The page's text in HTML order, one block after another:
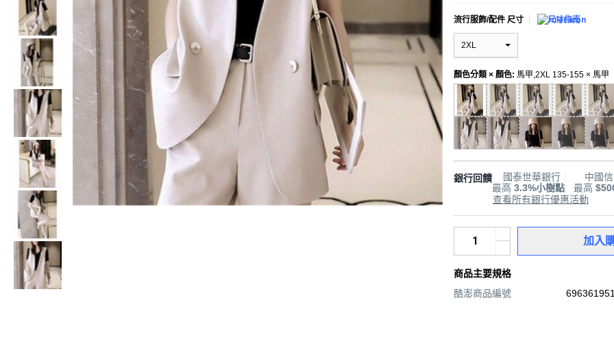
流行服飾/配件 尺寸 尺寸指南
2XL
顏色分類 × 顏色: 馬甲,2XL 135-155 × 馬甲
銀行回饋
國泰世華銀行
最高 3.3%小樹點
中國
最高
查看所有銀行優惠活動
加入
商品主要規格
酷澎商品編號